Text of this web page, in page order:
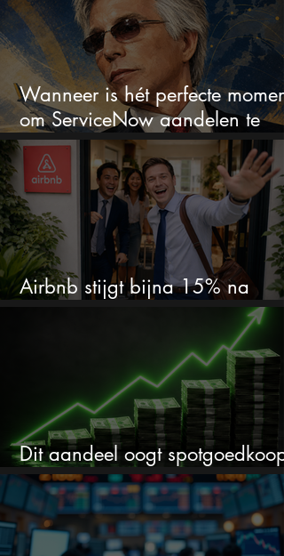
Wanneer is hét perfecte moment
om ServiceNow aandelen te
kopen?
Airbnb stijgt bijna 15% na
cijfers: vooral dit AI-cijfer valt op
Dit aandeel oogt spotgoedkoop
voor hoeveel het kan stijgen